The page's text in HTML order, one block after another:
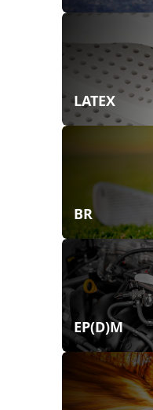
LATEX
BR
EP(D)M